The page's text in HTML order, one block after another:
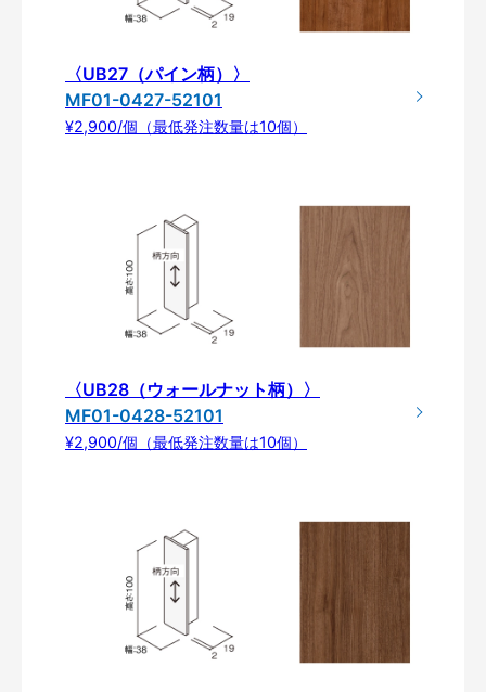
〈UB27（パイン柄）〉
MF01-0427-52101
¥2,900/個（最低発注数量は10個）
〈UB28（ウォールナット柄）〉
MF01-0428-52101
¥2,900/個（最低発注数量は10個）